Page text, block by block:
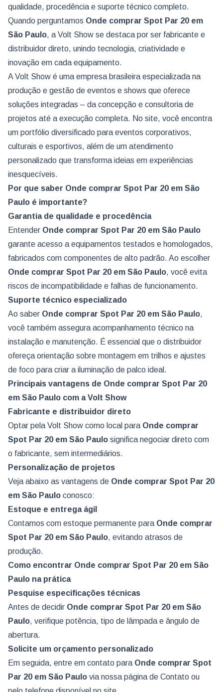
qualidade, procedência e suporte técnico completo.
Quando perguntamos Onde comprar Spot Par 20 em
São Paulo, a Volt Show se destaca por ser fabricante e
distribuidor direto, unindo tecnologia, criatividade e
inovação em cada equipamento.
A Volt Show é uma empresa brasileira especializada na
produção e gestão de eventos e shows que oferece
soluções integradas – da concepção e consultoria de
projetos até a execução completa. No site, você encontra
um portfólio diversificado para eventos corporativos,
culturais e esportivos, além de um atendimento
personalizado que transforma ideias em experiências
inesquecíveis.
Por que saber Onde comprar Spot Par 20 em São
Paulo é importante?
Garantia de qualidade e procedência
Entender Onde comprar Spot Par 20 em São Paulo
garante acesso a equipamentos testados e homologados,
fabricados com componentes de alto padrão. Ao escolher
Onde comprar Spot Par 20 em São Paulo, você evita
riscos de incompatibilidade e falhas de funcionamento.
Suporte técnico especializado
Ao saber Onde comprar Spot Par 20 em São Paulo,
você também assegura acompanhamento técnico na
instalação e manutenção. É essencial que o distribuidor
ofereça orientação sobre montagem em trilhos e ajustes
de foco para criar a iluminação de palco ideal.
Principais vantagens de Onde comprar Spot Par 20
em São Paulo com a Volt Show
Fabricante e distribuidor direto
Optar pela Volt Show como local para Onde comprar
Spot Par 20 em São Paulo significa negociar direto com
o fabricante, sem intermediários.
Personalização de projetos
Veja abaixo as vantagens de Onde comprar Spot Par 20
em São Paulo conosco:
Estoque e entrega ágil
Contamos com estoque permanente para Onde comprar
Spot Par 20 em São Paulo, evitando atrasos de
produção.
Como encontrar Onde comprar Spot Par 20 em São
Paulo na prática
Pesquise especificações técnicas
Antes de decidir Onde comprar Spot Par 20 em São
Paulo, verifique potência, tipo de lâmpada e ângulo de
abertura.
Solicite um orçamento personalizado
Em seguida, entre em contato para Onde comprar Spot
Par 20 em São Paulo via nossa página de Contato ou